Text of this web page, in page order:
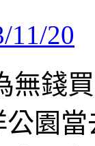
11/20
錢
園當